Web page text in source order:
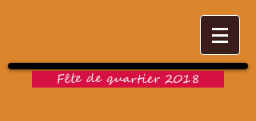
Fête de quartier 2018